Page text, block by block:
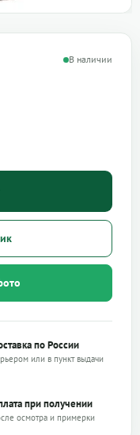
В наличии
по России
или в пункт выдачи
при получении
осмотра и примерки